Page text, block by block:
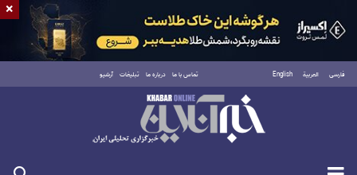
فارسی العربية English تماس با ما درباره ما تبلیغات آرشیو
یکشنبه ۱۸ مرداد ۱۴۰۵
×